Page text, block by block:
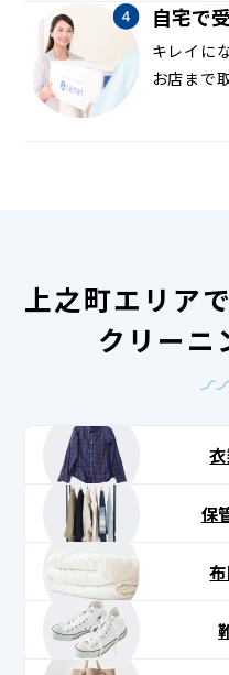
自宅で
キレイに
お店まで
上之町エリア
クリーニ
保